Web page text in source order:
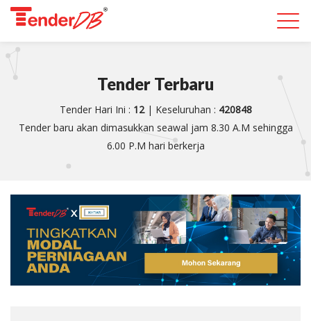
Tender Terbaru
Tender Hari Ini : 12| Keseluruhan : 420848
Tender baru akan dimasukkan seawal jam 8.30 A.M sehingga
6.00 P.M hari berkerja